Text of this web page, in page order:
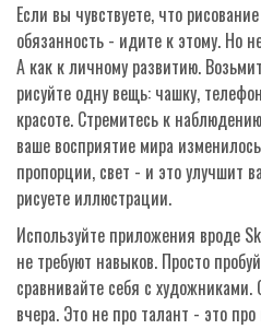
Если вы чувствуете, что
обязанность - идите к этому. Но
А как к личному развитию.
рисуйте одну вещь: чашку,
красоте. Стремитесь к
ваше восприятие мира
пропорции, свет - и это улучшит
рисуете иллюстрации.
Используйте приложения вроде
не требуют навыков. Просто
сравнивайте себя с художниками.
вчера. Это не про талант - это